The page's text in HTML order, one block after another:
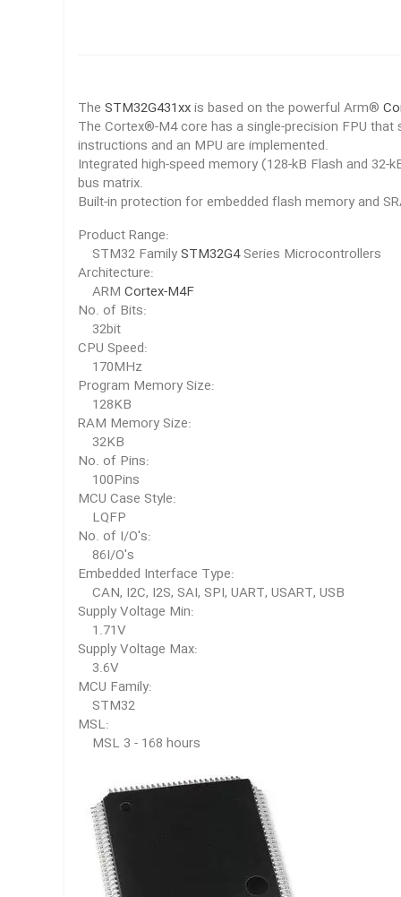
The STM32G431xxis based on the powerful Arm®
The Cortex®-M4 core has a single-precision FPU
instructions and an MPU are implemented.
Integrated high-speed memory (128-kB Flash and
bus matrix.
Built-in protection for embedded flash memory and
Product Range:
STM32 FamilySTM32G4Series Microcontrollers
Architecture:
ARM Cortex-M4F
No. of Bits:
32bit
CPU Speed:
170MHz
Program Memory Size:
128KB
RAM Memory Size:
32KB
No. of Pins:
100Pins
MCU Case Style:
LQFP
No. of I/O's:
86I/O's
Embedded Interface Type:
CAN, I2C, I2S, SAI, SPI, UART, USART, USB
Supply Voltage Min:
1.71V
Supply Voltage Max:
3.6V
MCU Family:
STM32
MSL:
MSL 3 - 168 hours